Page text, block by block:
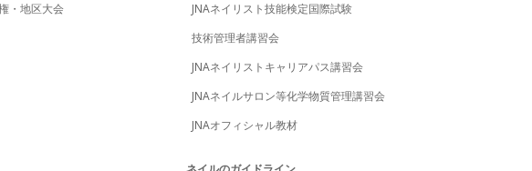
・地区大会
JNAネイリスト技能検定国際試験
技術管理者講習会
JNAネイリストキャリアパス講習会
JNAネイルサロン等化学物質管理講習会
JNAオフィシャル教材